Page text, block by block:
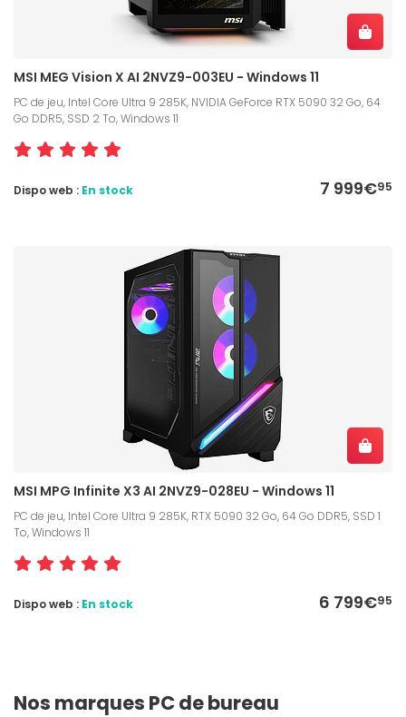
MSI MEG Vision X AI 2NVZ9-003EU - Windows 11
PC de jeu, Intel Core Ultra 9 285K, NVIDIA GeForce RTX 5090 32 Go, 64
Go DDR5, SSD 2 To, Windows 11
7 999€95
Dispo web : En stock
MSI MPG Infinite X3 AI 2NVZ9-028EU - Windows 11
PC de jeu, Intel Core Ultra 9 285K, RTX 5090 32 Go, 64 Go DDR5, SSD 1
To, Windows 11
6 799€95
Dispo web : En stock
Nos marques PC de bureau